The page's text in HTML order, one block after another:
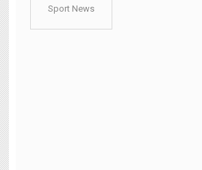
Sport News